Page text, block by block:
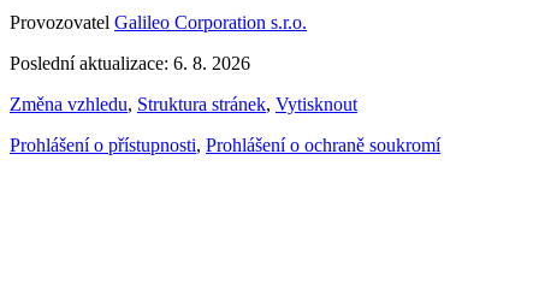
Provozovatel Galileo Corporation s.r.o.
Poslední aktualizace: 6. 8. 2026
Změna vzhledu, Struktura stránek, Vytisknout
Prohlášení o přístupnosti, Prohlášení o ochraně soukromí